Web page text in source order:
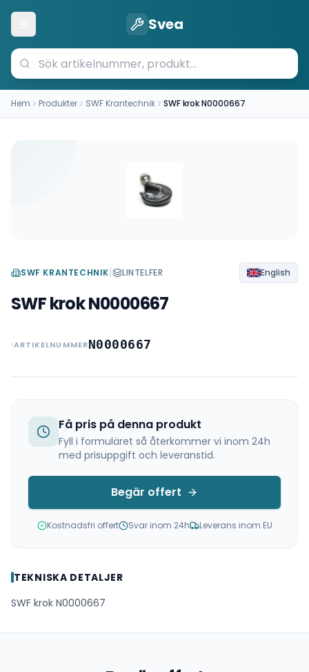
Öppna meny Svea
Hem Produkter SWF Krantechnik SWF krok N0000667
SWF KRANTECHNIK| LINTELFER English
SWF krok N0000667
ARTIKELNUMMERN0000667
Få pris på denna produkt
Fyll i formuläret så återkommer vi inom 24h
med prisuppgift och leveranstid.
Begär offert
Kostnadsfri offert Svar inom 24h Leverans inom EU
TEKNISKA DETALJER
SWF krok N0000667